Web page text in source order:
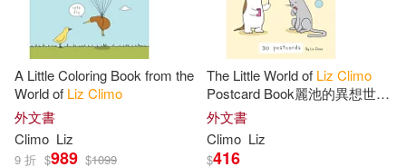
A Little Coloring Book from the
World of Liz Climo
外文書
Climo Liz
9 折 $989 $1099
The Little World of Liz Climo
Postcard Book麗池的異想世界
明信片(30張不重複)
外文書
Climo Liz
$416